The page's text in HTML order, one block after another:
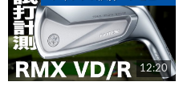
12:20